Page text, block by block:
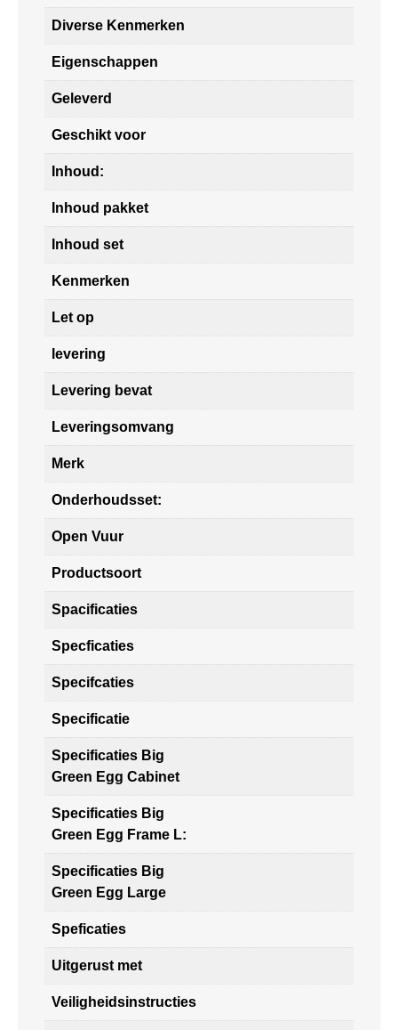
Diverse Kenmerken
Eigenschappen
Geleverd
Geschikt voor
Inhoud:
Inhoud pakket
Inhoud set
Kenmerken
Let op
levering
Levering bevat
Leveringsomvang
Merk
Onderhoudsset:
Open Vuur
Productsoort
Spacificaties
Specficaties
Specifcaties
Specificatie
Specificaties Big
Green Egg Cabinet
Specificaties Big
Green Egg Frame L:
Specificaties Big
Green Egg Large
Speficaties
Uitgerust met
Veiligheidsinstructies